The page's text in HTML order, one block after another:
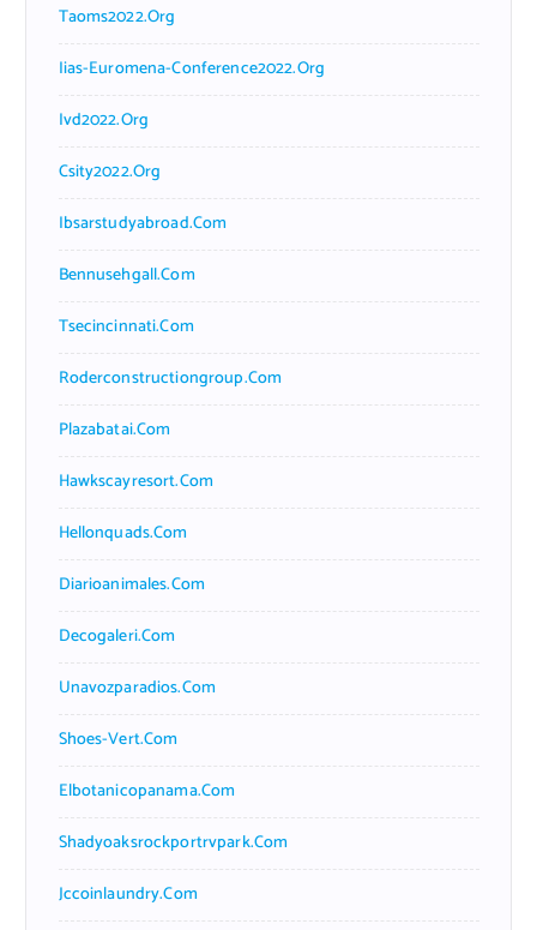
Taoms2022.org
Iias-Euromena-Conference2022.org
Ivd2022.org
Csity2022.org
Ibsarstudyabroad.com
Bennusehgall.com
Tsecincinnati.com
Roderconstructiongroup.com
Plazabatai.com
Hawkscayresort.com
Hellonquads.com
Diarioanimales.com
Decogaleri.com
Unavozparadios.com
Shoes-Vert.com
Elbotanicopanama.com
Shadyoaksrockportrvpark.com
Jccoinlaundry.com